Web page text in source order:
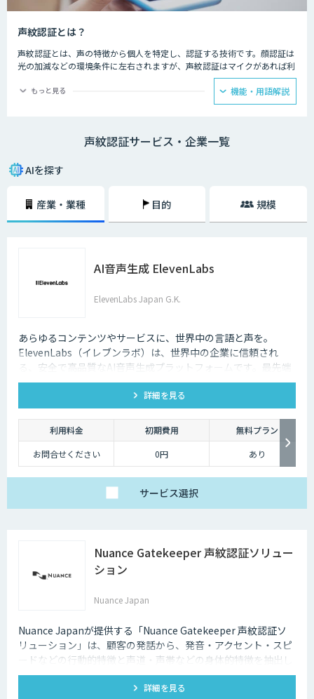
声紋認証とは？
声紋認証とは、声の特徴から個人を特定し、認証する技術です。顔認証は
光の加減などの環境条件に左右されますが、声紋認証はマイクがあれば利
用可能で、導入のハードルがさほど高くありません。通話など、離れた場
所からも認証が可能です。
で活用されています。
もっと見る 機能・用語解説
声紋認証サービス・企業一覧
AIを探す
産業・業種 目的 規模
AI音声生成 ElevenLabs
ElevenLabs Japan G.K.
あらゆるコンテンツやサービスに、世界中の言語と声を。
ElevenLabs（イレブンラボ）は、世界中の企業に信頼され
る、安全で高品質なAI音声生成プラットフォームです。最先端
の技術で自然な音声を生成し、多言語対応やボイスクローニン
グ機能も、悪用を防ぐ倫理的ガードレールの中で提供します。
詳細を見る
利用料金 初期費用
無料プラン
お問合せください
0円 あり
サービス選択
Nuance Gatekeeper 声紋認証ソリュー
ション
Nuance Japan
Nuance Japanが提供する「Nuance Gatekeeper 声紋認証ソ
リューション」は、顧客の発話から、発音・アクセント・スピ
ードなどの行動的特徴と声道・声帯などの身体的特徴を抽出し
た「声紋（Voiceprint）」を利用し本人確認を可能にする生体
認証ソリューションです。
詳細を見る